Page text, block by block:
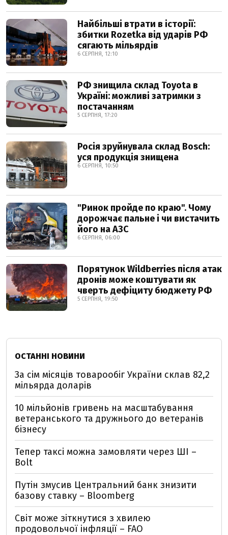
Найбільші втрати в історії:
збитки Rozetka від ударів РФ
сягають мільярдів
6 СЕРПНЯ, 12:10
РФ знищила склад Toyota в
Україні: можливі затримки з
постачанням
5 СЕРПНЯ, 17:20
Росія зруйнувала склад Bosch:
уся продукція знищена
6 СЕРПНЯ, 10:50
"Ринок пройде по краю". Чому
дорожчає пальне і чи вистачить
його на АЗС
6 СЕРПНЯ, 06:00
Порятунок Wildberries після атак
дронів може коштувати як
чверть дефіциту бюджету РФ
5 СЕРПНЯ, 19:50
ОСТАННІ НОВИНИ
За сім місяців товарообіг України склав 82,2
мільярда доларів
10 мільйонів гривень на масштабування
ветеранського та дружнього до ветеранів
бізнесу
Тепер таксі можна замовляти через ШІ –
Bolt
Путін змусив Центральний банк знизити
базову ставку – Bloomberg
Світ може зіткнутися з хвилею
продовольчої інфляції – FAO